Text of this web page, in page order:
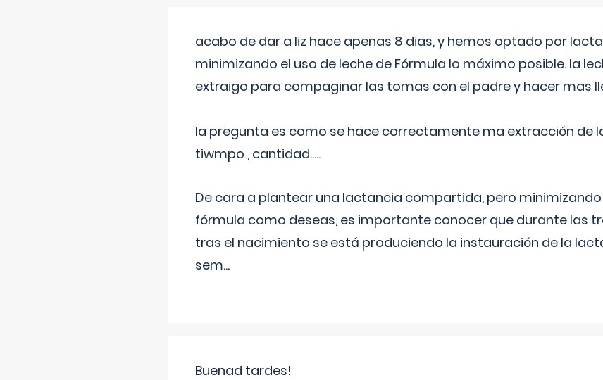
acabo de dar a liz hace apenas 8 dias, y hemos optado por
minimizando el uso de leche de Fórmula lo máximo posible. la
extraigo para compaginar las tomas con el padre y hacer mas
la pregunta es como se hace correctamente ma extracción de
tiwmpo , cantidad.....
De cara a plantear una lactancia compartida, pero minimizando
fórmula como deseas, es importante conocer que durante las
tras el nacimiento se está produciendo la instauración de la
sem...
Buenad tardes!